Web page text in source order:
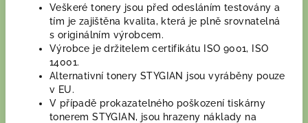
Veškeré tonery jsou před odesláním testovány a
tím je zajištěna kvalita, která je plně srovnatelná
s originálním výrobcem.
Výrobce je držitelem certifikátu ISO 9001, ISO
14001.
Alternativní tonery STYGIAN jsou vyráběny pouze
v EU.
V případě prokazatelného poškození tiskárny
tonerem STYGIAN, jsou hrazeny náklady na